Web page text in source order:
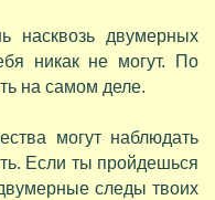
двумерных
никак не могут. По
на самом деле.
могут наблюдать
Если ты пройдешься
следы твоих